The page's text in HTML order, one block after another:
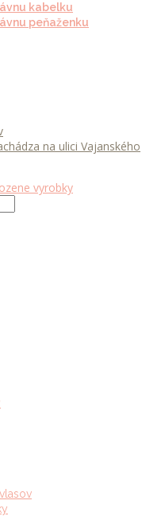
kabelku
peňaženku
na ulici Vajanského